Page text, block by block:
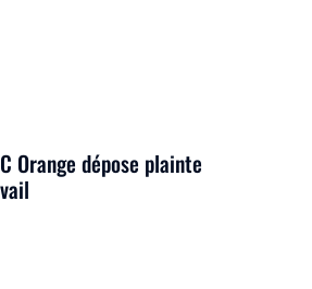
Orange dépose plainte